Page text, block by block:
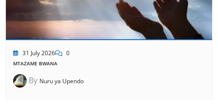
31 July 2026 0
MTAZAME BWANA
By Nuru ya Upendo